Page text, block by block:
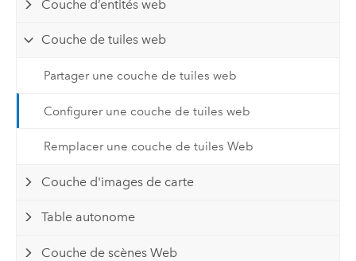
Couche d’entités web
Couche de tuiles web
Partager une couche de tuiles web
Configurer une couche de tuiles web
Remplacer une couche de tuiles Web
Couche d'images de carte
Table autonome
Couche de scènes Web